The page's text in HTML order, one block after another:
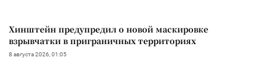
Хинштейн предупредил о новой маскировке
взрывчатки в приграничных территориях
8 августа 2026, 01:05